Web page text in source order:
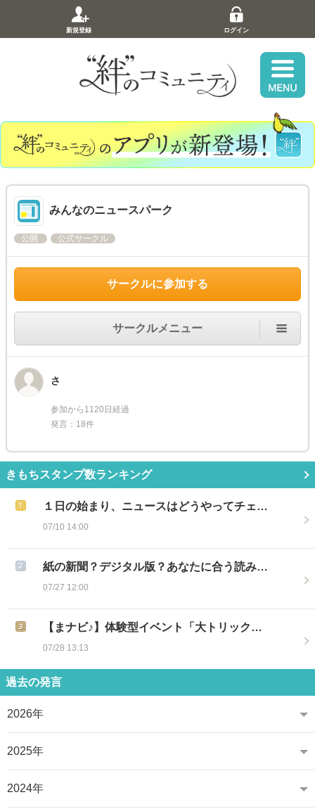
新規登録 ログイン
みんなのニュースパーク
公開 公式サークル
サークルに参加する
サークルメニュー
さ
参加から1120日経過
発言：18件
きもちスタンプ数ランキング
１日の始まり、ニュースはどうやってチェ…
07/10 14:00
紙の新聞？デジタル版？あなたに合う読み…
07/27 12:00
【まナビ♪】体験型イベント「大トリック…
07/28 13:13
過去の発言
2026年
2025年
2024年